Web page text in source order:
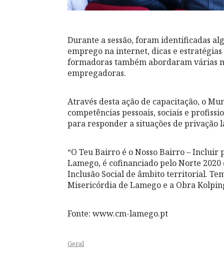
Durante a sessão, foram identificadas
emprego na internet, dicas e
formadoras também abordaram várias
empregadoras.
Através desta ação de capacitação, o
competências pessoais, sociais e
para responder a situações de privação
“O Teu Bairro é o Nosso Bairro –
Lamego, é cofinanciado pelo Norte
Inclusão Social de âmbito territorial.
Misericórdia de Lamego e a Obra
Fonte: www.cm-lamego.pt
Geral